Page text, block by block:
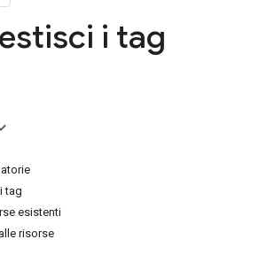
i tag
tag
esistenti
risorse